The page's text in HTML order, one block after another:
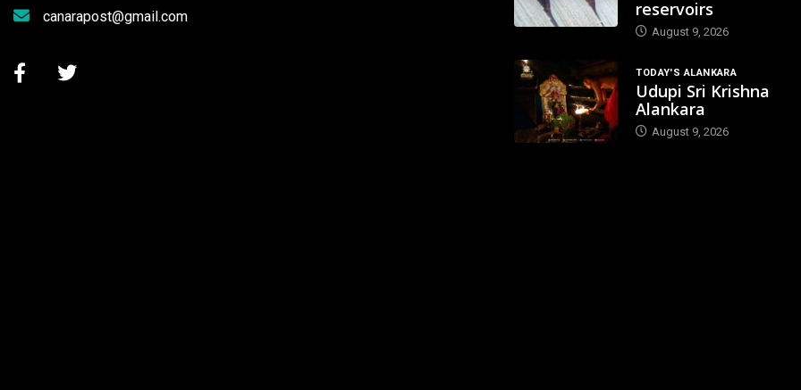
canarapost@gmail.com
reservoirs
August 9, 2026
TODAY'S ALANKARA
Udupi Sri Krishna
Alankara
August 9, 2026